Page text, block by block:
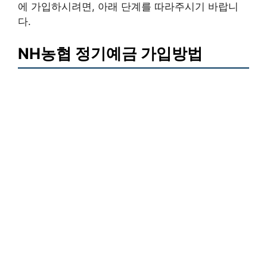
에 가입하시려면, 아래 단계를 따라주시기 바랍니
다.
NH농협 정기예금 가입방법